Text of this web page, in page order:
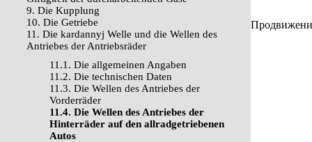
9. Die Kupplung
10. Die Getriebe
11. Die kardannyj Welle und die Wellen des
Antriebes der Antriebsräder
11.1. Die allgemeinen Angaben
11.2. Die technischen Daten
11.3. Die Wellen des Antriebes der
Vorderräder
11.4. Die Wellen des Antriebes der
Hinterräder auf den allradgetriebenen
Autos